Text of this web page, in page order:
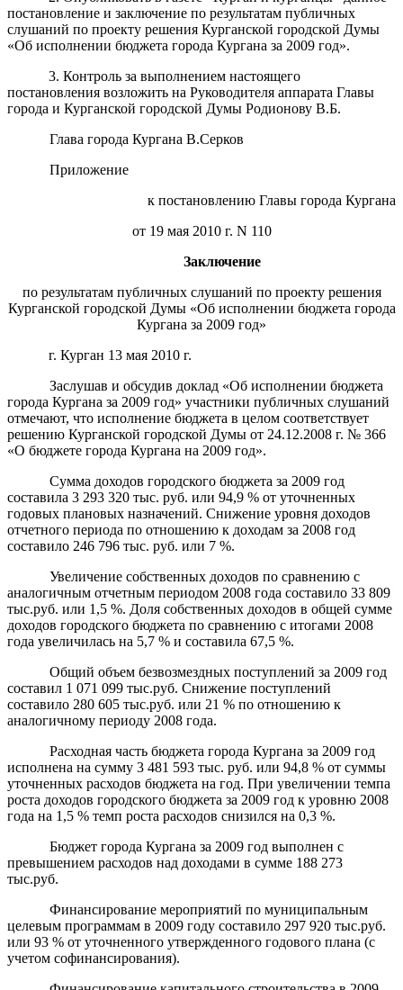
постановление и заключение по результатам публичных
слушаний по проекту решения Курганской городской Думы
«Об исполнении бюджета города Кургана за 2009 год».
3. Контроль за выполнением настоящего
постановления возложить на Руководителя аппарата Главы
города и Курганской городской Думы Родионову В.Б.
Глава города Кургана В.Серков
Приложение
к постановлению Главы города Кургана
от 19 мая 2010 г. N 110
Заключение
по результатам публичных слушаний по проекту решения
Курганской городской Думы «Об исполнении бюджета города
Кургана за 2009 год»
г. Курган 13 мая 2010 г.
Заслушав и обсудив доклад «Об исполнении бюджета
города Кургана за 2009 год» участники публичных слушаний
отмечают, что исполнение бюджета в целом соответствует
решению Курганской городской Думы от 24.12.2008 г. № 366
«О бюджете города Кургана на 2009 год».
Сумма доходов городского бюджета за 2009 год
составила 3 293 320 тыс. руб. или 94,9 % от уточненных
годовых плановых назначений. Снижение уровня доходов
отчетного периода по отношению к доходам за 2008 год
составило 246 796 тыс. руб. или 7 %.
Увеличение собственных доходов по сравнению с
аналогичным отчетным периодом 2008 года составило 33 809
тыс.руб. или 1,5 %. Доля собственных доходов в общей сумме
доходов городского бюджета по сравнению с итогами 2008
года увеличилась на 5,7 % и составила 67,5 %.
Общий объем безвозмездных поступлений за 2009 год
составил 1 071 099 тыс.руб. Снижение поступлений
составило 280 605 тыс.руб. или 21 % по отношению к
аналогичному периоду 2008 года.
Расходная часть бюджета города Кургана за 2009 год
исполнена на сумму 3 481 593 тыс. руб. или 94,8 % от суммы
уточненных расходов бюджета на год. При увеличении темпа
роста доходов городского бюджета за 2009 год к уровню 2008
года на 1,5 % темп роста расходов снизился на 0,3 %.
Бюджет города Кургана за 2009 год выполнен с
превышением расходов над доходами в сумме 188 273
тыс.руб.
Финансирование мероприятий по муниципальным
целевым программам в 2009 году составило 297 920 тыс.руб.
или 93 % от уточненного утвержденного годового плана (с
учетом софинансирования).